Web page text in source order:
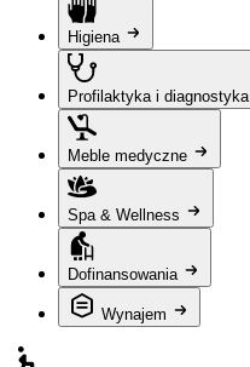
Higiena
Profilaktyka i diagnostyka
Meble medyczne
Spa & Wellness
Dofinansowania
Wynajem